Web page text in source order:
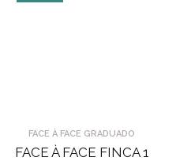
FACE À FACE GRADUADO
FACE À FACE FINCA 1